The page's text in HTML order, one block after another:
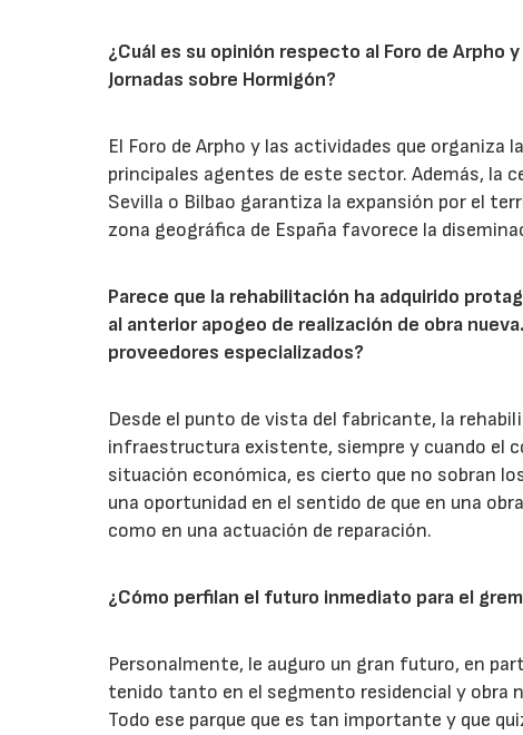
¿Cuál es su opinión respecto al Foro de
Jornadas sobre Hormigón?
El Foro de Arpho y las actividades que organiza
principales agentes de este sector. Además, la
Sevilla o Bilbao garantiza la expansión por el
zona geográfica de España favorece la
Parece que la rehabilitación ha adquirido
al anterior apogeo de realización de obra
proveedores especializados?
Desde el punto de vista del fabricante, la
infraestructura existente, siempre y cuando el
situación económica, es cierto que no sobran
una oportunidad en el sentido de que en una
como en una actuación de reparación.
¿Cómo perfilan el futuro inmediato para el
Personalmente, le auguro un gran futuro, en
tenido tanto en el segmento residencial y obra
Todo ese parque que es tan importante y que